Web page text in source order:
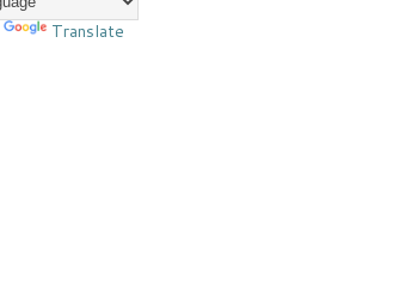
Translate